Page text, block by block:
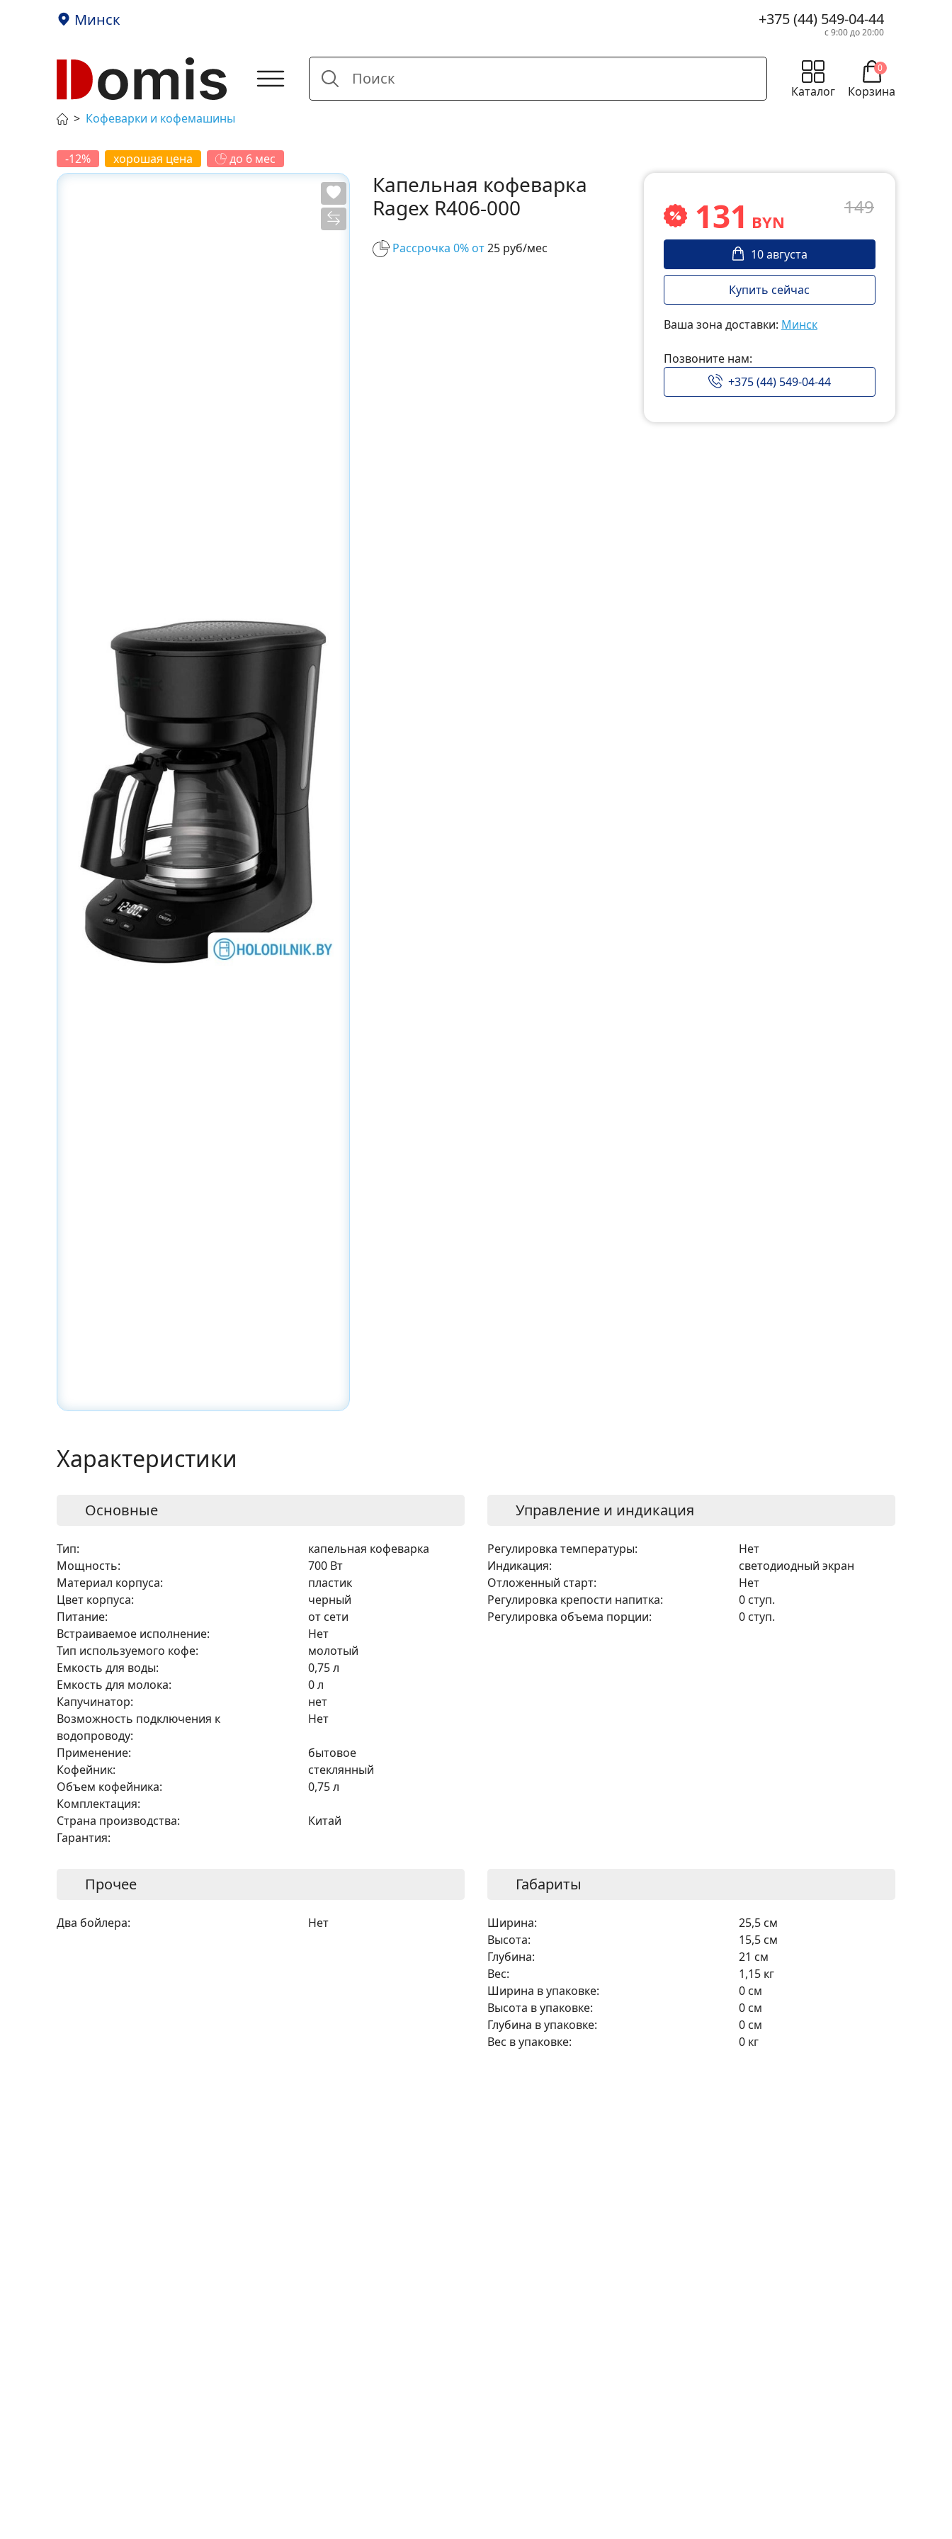
+375 (44) 549-04-44
с 9:00 до 20:00
Корзина
0
Минск
Каталог
Кофеварки и кофемашины
-12% хорошая цена до 6 мес
Капельная кофеварка
Ragex R406-000
Рассрочка 0% от25 руб/мес
131 BYN
149
10 августа
Купить сейчас
Ваша зона доставки: Минск
Позвоните нам:
+375 (44) 549-04-44
Характеристики
Основные
Тип:
капельная кофеварка
Мощность:
700 Вт
Материал корпуса:
пластик
Цвет корпуса:
черный
Питание:
от сети
Встраиваемое исполнение:
Нет
Тип используемого кофе:
молотый
Емкость для воды:
0,75 л
Емкость для молока:
0 л
Капучинатор:
нет
Возможность подключения к
водопроводу:
Нет
Применение:
бытовое
Кофейник:
стеклянный
Объем кофейника:
0,75 л
Комплектация:
Страна производства:
Китай
Гарантия:
Управление и индикация
Регулировка температуры:
Нет
Индикация:
светодиодный экран
Отложенный старт:
Нет
Регулировка крепости напитка:
0 ступ.
Регулировка объема порции:
0 ступ.
Прочее
Два бойлера: Нет
Габариты
Ширина:
25,5 см
Высота:
15,5 см
Глубина:
21 см
Вес:
1,15 кг
Ширина в упаковке:
0 см
Высота в упаковке:
0 см
Глубина в упаковке:
0 см
Вес в упаковке:
0 кг